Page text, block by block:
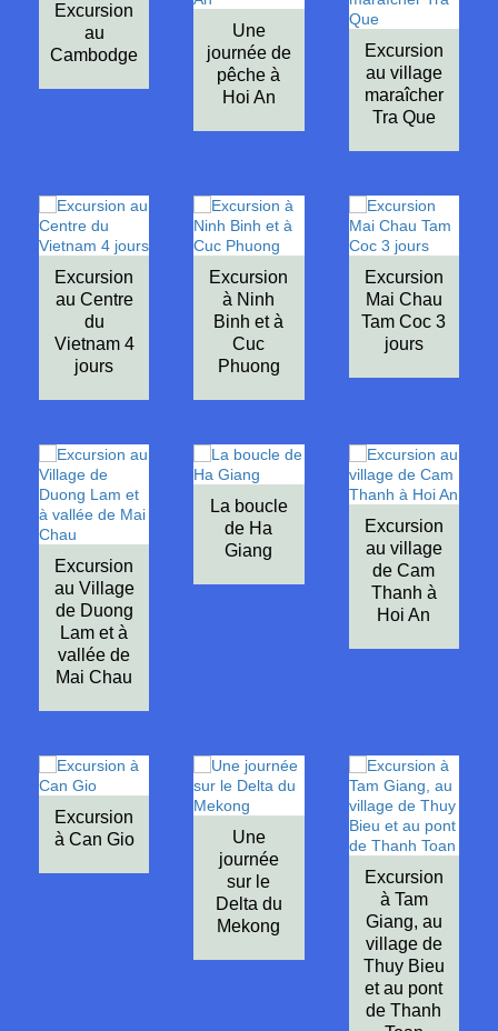
Excursion
au
Cambodge
Une
journée de
pêche à
Hoi An
Excursion
au village
maraîcher
Tra Que
Excursion
au Centre
du
Vietnam 4
jours
Excursion
à Ninh
Binh et à
Cuc
Phuong
Excursion
Mai Chau
Tam Coc 3
jours
Excursion
au Village
de Duong
Lam et à
vallée de
Mai Chau
La boucle
de Ha
Giang
Excursion
au village
de Cam
Thanh à
Hoi An
Excursion
à Can Gio
Une
journée
sur le
Delta du
Mekong
Excursion
à Tam
Giang, au
village de
Thuy Bieu
et au pont
de Thanh